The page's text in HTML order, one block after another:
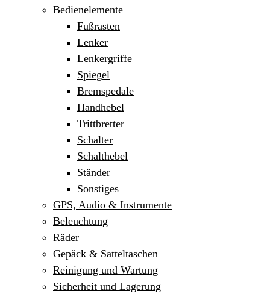
Bedienelemente
Fußrasten
Lenker
Lenkergriffe
Spiegel
Bremspedale
Handhebel
Trittbretter
Schalter
Schalthebel
Ständer
Sonstiges
GPS, Audio & Instrumente
Beleuchtung
Räder
Gepäck & Satteltaschen
Reinigung und Wartung
Sicherheit und Lagerung